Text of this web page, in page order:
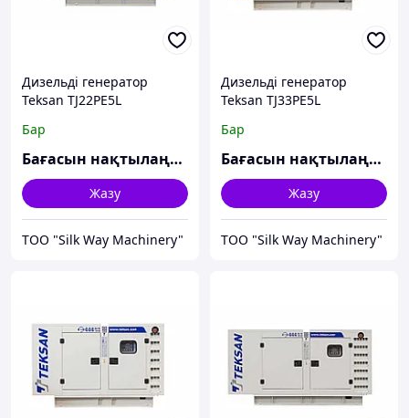
Дизельді генератор
Teksan TJ22PE5L
Бар
Бағасын нақтылаңыз
Жазу
TOO "Silk Way Machinery"
Дизельді генератор
Teksan TJ33PE5L
Бар
Бағасын нақтылаңыз
Жазу
TOO "Silk Way Machinery"